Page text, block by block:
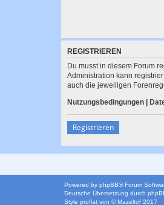
REGISTRIEREN
Du musst in diesem Forum
Administration kann
auch die jeweiligen
Nutzungsbedingungen
Registrieren
Powered by phpBB® Forum
Deutsche Übersetzung durch
Style proflat von ©Mazeltof 2017